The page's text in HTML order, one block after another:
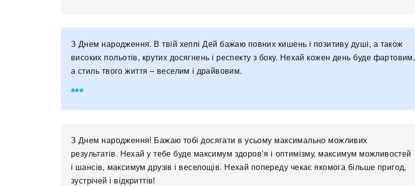
З Днем народження. В твій хеппі Дей бажаю повних кишень і позитиву душі, а також
високих польотів, крутих досягнень і респекту з боку. Нехай кожен день буде фартовим,
а стиль твого життя – веселим і драйвовим.
З Днем народження! Бажаю тобі досягати в усьому максимально можливих
результатів. Нехай у тебе буде максимум здоров’я і оптимізму, максимум можливостей
і шансів, максимум друзів і веселощів. Нехай попереду чекає якомога більше пригод,
зустрічей і відкриттів!